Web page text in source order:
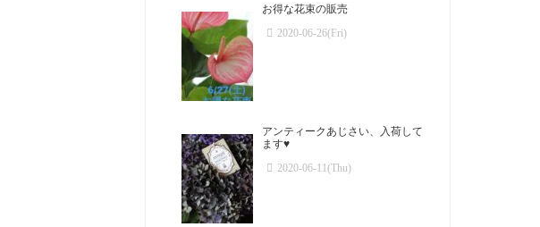
お得な花束の販売
2020-06-26(Fri)
アンティークあじさい、入荷して
ます♥️
2020-06-11(Thu)